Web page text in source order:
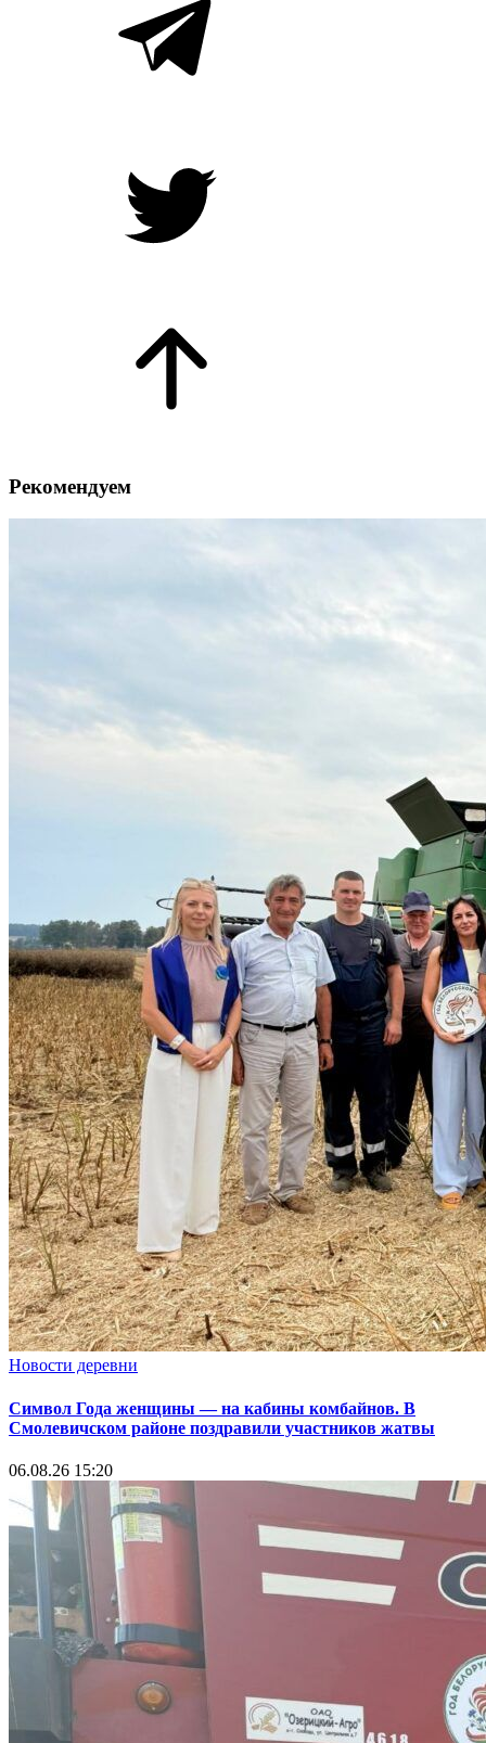
Рекомендуем
Новости деревни
Символ Года женщины — на кабины комбайнов. В
Смолевичском районе поздравили участников жатвы
06.08.26 15:20